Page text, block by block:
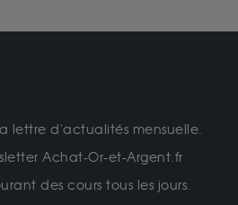
lettre d'actualités mensuelle.
Achat-Or-et-Argent.fr
des cours tous les jours.